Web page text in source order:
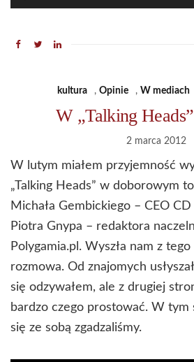
plików
kultura , Opinie , W mediach
W „Talking
2 marca 2012
W lutym miałem przyjemność
„Talking Heads” w doborowym
Michała Gembickiego – CEO
Piotra Gnypa – redaktora
Polygamia.pl. Wyszła nam z
rozmowa. Od znajomych
się odzywałem, ale z drugiej
bardzo czego prostować. W tym
się ze sobą zgadzaliśmy.